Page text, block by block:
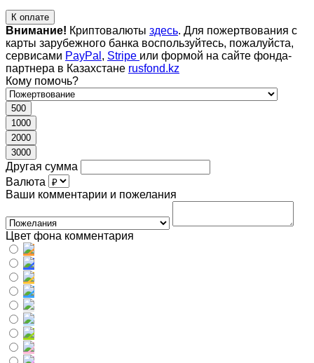
К оплате
Внимание! Криптовалюты здесь. Для пожертвования с
карты зарубежного банка воспользуйтесь, пожалуйста,
сервисами PayPal , Stripe или формой на сайте фонда-
партнера в Казахстане rusfond.kz
Кому помочь?
500
1000
2000
3000
Другая сумма
Валюта
Ваши комментарии и пожелания
Цвет фона комментария